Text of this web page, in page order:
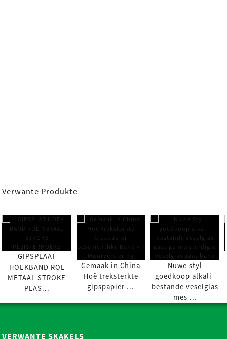
Verwante Produkte
GIPSPLAAT
HOEKBAND ROL
METAAL STROKE
PLAS...
Gemaak in China
Hoë treksterkte
gipspapier ...
Nuwe styl
goedkoop alkali-
bestande veselglas
mes ...
VERWANTE SKAKELS